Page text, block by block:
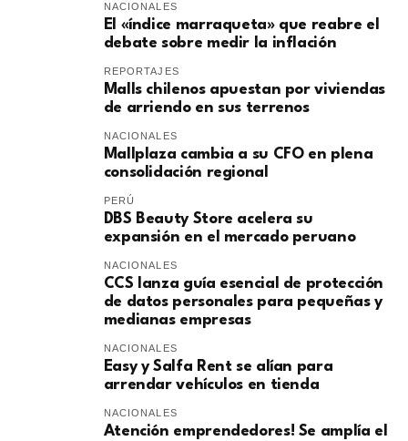
NACIONALES
El «índice marraqueta» que reabre el
debate sobre medir la inflación
REPORTAJES
Malls chilenos apuestan por viviendas
de arriendo en sus terrenos
NACIONALES
Mallplaza cambia a su CFO en plena
consolidación regional
PERÚ
DBS Beauty Store acelera su
expansión en el mercado peruano
NACIONALES
CCS lanza guía esencial de protección
de datos personales para pequeñas y
medianas empresas
NACIONALES
Easy y Salfa Rent se alían para
arrendar vehículos en tienda
NACIONALES
Atención emprendedores! Se amplía el